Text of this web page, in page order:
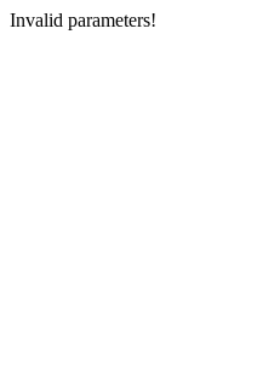
Invalid parameters!